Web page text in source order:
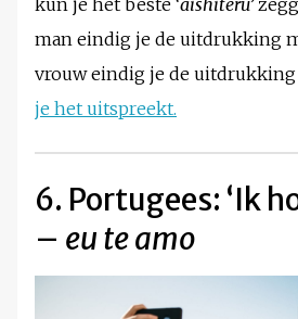
man eindig je de uitdrukking
vrouw eindig je de
je het uitspreekt.
6. Portugees: ‘Ik
– eu te amo